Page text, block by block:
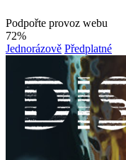
Podpořte provoz webu
72%
Jednorázově Předplatné